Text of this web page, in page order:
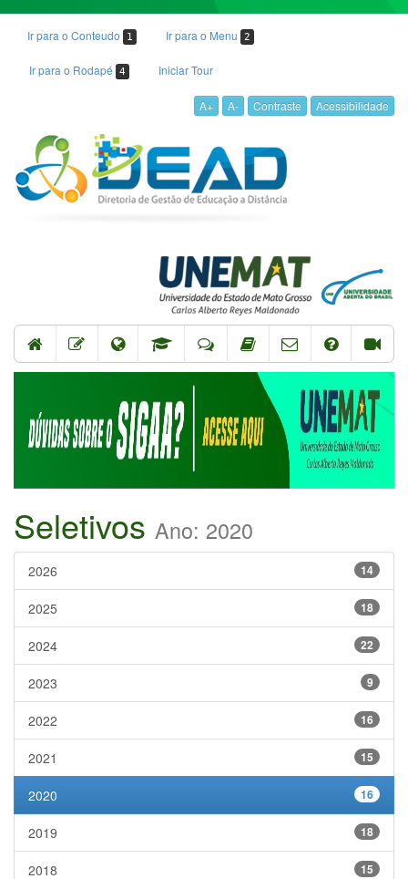
Ir para o Conteudo 1 Ir para o Menu 2
Ir para o Rodapé 4 Iniciar Tour
A+ A- Contraste Acessibilidade
Seletivos Ano: 2020
2026 14
2025 18
2024 22
2023 9
2022 16
2021 15
2020 16
2019 18
2018 15